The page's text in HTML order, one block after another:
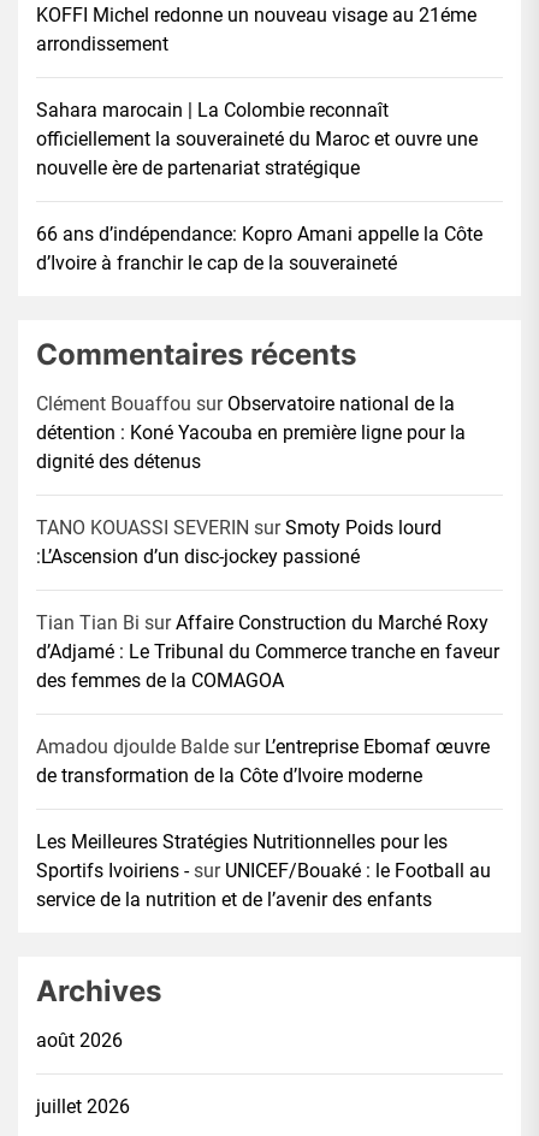
KOFFI Michel redonne un nouveau visage au 21éme
arrondissement
Sahara marocain | La Colombie reconnaît
officiellement la souveraineté du Maroc et ouvre une
nouvelle ère de partenariat stratégique
66 ans d’indépendance: Kopro Amani appelle la Côte
d’Ivoire à franchir le cap de la souveraineté
Commentaires récents
Clément Bouaffou sur Observatoire national de la
détention : Koné Yacouba en première ligne pour la
dignité des détenus
TANO KOUASSI SEVERIN surSmoty Poids lourd
:L’Ascension d’un disc-jockey passioné
Tian Tian Bi surAffaire Construction du Marché Roxy
d’Adjamé : Le Tribunal du Commerce tranche en faveur
des femmes de la COMAGOA
Amadou djoulde Balde sur L’entreprise Ebomaf œuvre
de transformation de la Côte d’Ivoire moderne
Les Meilleures Stratégies Nutritionnelles pour les
Sportifs Ivoiriens -sur UNICEF/Bouaké : le Football au
service de la nutrition et de l’avenir des enfants
Archives
août 2026
juillet 2026